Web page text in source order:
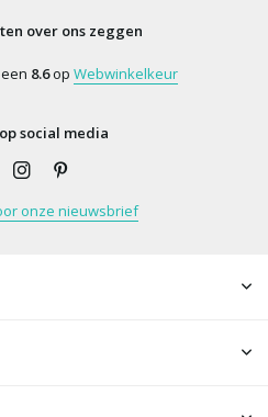
over ons zeggen
8.6op Webwinkelkeur
social media
onze nieuwsbrief